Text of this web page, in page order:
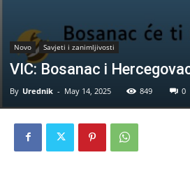
Novo Savjeti i zanimljivosti
VIC: Bosanac i
By Urednik - May 14, 2025 849 0